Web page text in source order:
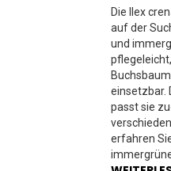
Die Ilex
auf der
und
einsetzbar.
passt sie
erfahren